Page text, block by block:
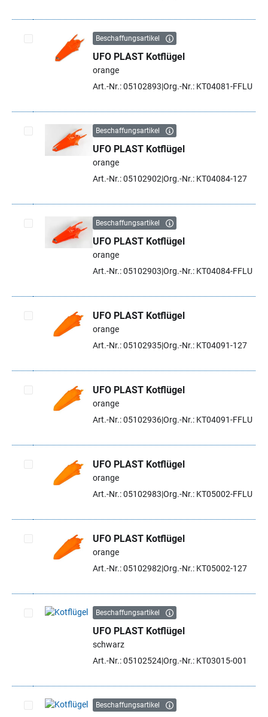
Artikel auswählen
Beschaffungsartikel
UFO PLAST Kotflügel
orange
Art.-Nr.: 05102893 Org.-Nr.: KT04081-FFLU
Artikel auswählen
Beschaffungsartikel
UFO PLAST Kotflügel
orange
Art.-Nr.: 05102902 Org.-Nr.: KT04084-127
Artikel auswählen
Beschaffungsartikel
UFO PLAST Kotflügel
orange
Art.-Nr.: 05102903 Org.-Nr.: KT04084-FFLU
Artikel auswählen
UFO PLAST Kotflügel
orange
Art.-Nr.: 05102935Org.-Nr.: KT04091-127
Artikel auswählen
UFO PLAST Kotflügel
orange
Art.-Nr.: 05102936Org.-Nr.: KT04091-FFLU
Artikel auswählen
UFO PLAST Kotflügel
orange
Art.-Nr.: 05102983 Org.-Nr.: KT05002-FFLU
Artikel auswählen
UFO PLAST Kotflügel
orange
Art.-Nr.: 05102982 Org.-Nr.: KT05002-127
Artikel auswählen
Beschaffungsartikel
UFO PLAST Kotflügel
schwarz
Art.-Nr.: 05102524Org.-Nr.: KT03015-001
Beschaffungsartikel